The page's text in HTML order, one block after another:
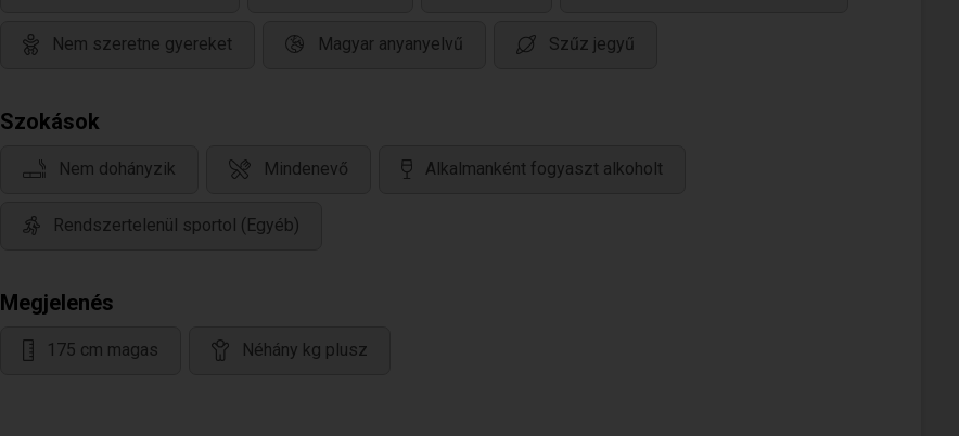
Nem szeretne gyereket Magyar anyanyelvű Szűz jegyű
Szokások
Nem dohányzik Mindenevő Alkalmanként fogyaszt alkoholt
Rendszertelenül sportol (Egyéb)
Megjelenés
175 cm magas Néhány kg plusz